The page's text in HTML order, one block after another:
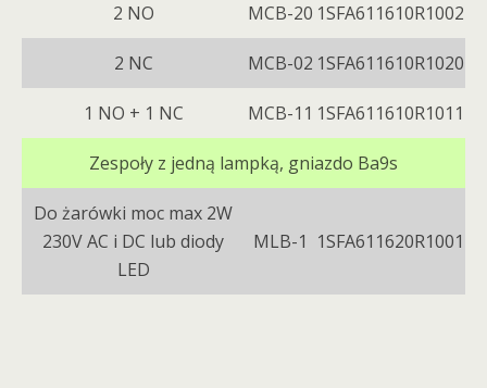
2 NO MCB-20 1SFA611610R1002
2 NC MCB-02 1SFA611610R1020
1 NO + 1 NC MCB-11 1SFA611610R1011
Zespoły z jedną lampką, gniazdo Ba9s
Do żarówki moc max 2W
230V AC i DC lub diody
LED
MLB-1 1SFA611620R1001